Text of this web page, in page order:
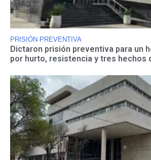
PRISIÓN PREVENTIVA
Dictaron prisión preventiva para un
por hurto, resistencia y tres hechos